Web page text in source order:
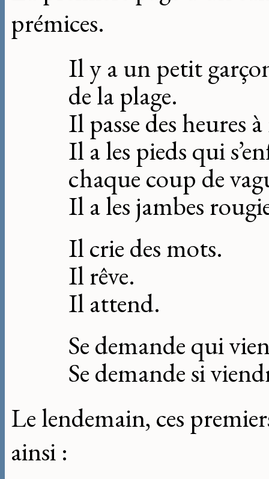
prémices.
Il y a un petit
de la plage.
Il passe des heures
Il a les pieds qui
chaque coup de
Il a les jambes
Il crie des mots.
Il rêve.
Il attend.
Se demande qui
Se demande si
Le lendemain, ces
ainsi :